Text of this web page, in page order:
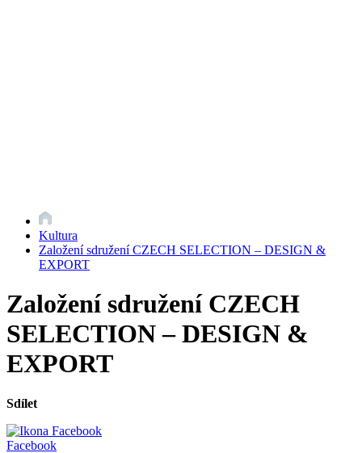
Kultura
Založení sdružení CZECH SELECTION – DESIGN &
EXPORT
Založení sdružení CZECH
SELECTION – DESIGN &
EXPORT
Sdílet
Facebook